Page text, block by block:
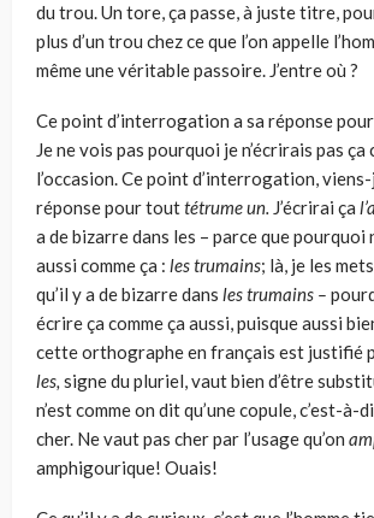
du trou. Un tore, ça passe, à juste titre,
plus d’un trou chez ce que l’on appelle
même une véritable passoire. J’entre où ?
Ce point d’interrogation a sa réponse
Je ne vois pas pourquoi je n’écrirais pas ça
l’occasion. Ce point d’inter­rogation, viens-
réponse pour touttétrume un. J’écrirai ça
a de bizarre dans les – parce que pourquoi
aussi comme ça : les trumains; là, je les
qu’il y a de bizarre dans les trumains –
écrire ça comme ça aussi, puisque aussi
cette orthographe en français est jus­tifié
les, signe du pluriel, vaut bien d’être
n’est comme on dit qu’une copule, c’est-à-
cher. Ne vaut pas cher par l’usage qu’on
amphigourique! Ouais!